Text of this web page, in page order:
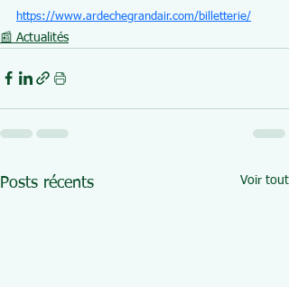
https://www.ardechegrandair.com/billetterie/
📰 Actualités
Posts récents Voir tout